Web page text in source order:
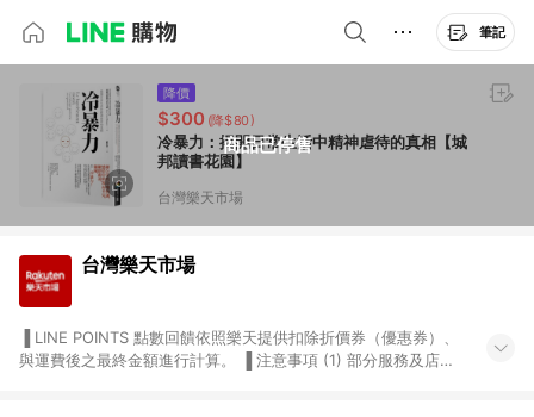
筆記
商品已停售
降價
$300 (降$80)
冷暴力：揭開日常生活中精神虐待的真相【城
邦讀書花園】
台灣樂天市場
台灣樂天市場
與運費後之最終金額進行計算。 ▐ 注意事項 (1) 部分服務及店家